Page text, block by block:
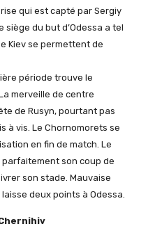
qui est capté par Sergiy
siège du but d’Odessa a tel
Kiev se permettent de
période trouve le
merveille de centre
de Rusyn, pourtant pas
à vis. Le Chornomorets se
en fin de match. Le
son coup de
son stade. Mauvaise
deux points à Odessa.